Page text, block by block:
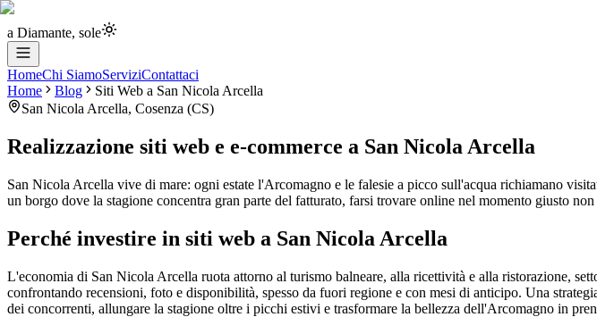
a Diamante, sole
HomeChi SiamoServiziContattaci
Home
Blog Siti Web a San Nicola Arcella
San Nicola Arcella, Cosenza (CS)
Realizzazione siti web e e-commerce a San Nicola Arcella
San Nicola Arcella vive di mare: ogni estate l'Arcomagno e le falesie a picco sull'acqua richiamano
un borgo dove la stagione concentra gran parte del fatturato, farsi trovare online nel momento giusto
Perché investire in siti web a San Nicola Arcella
L'economia di San Nicola Arcella ruota attorno al turismo balneare, alla ricettività e alla ristorazione,
confrontando recensioni, foto e disponibilità, spesso da fuori regione e con mesi di anticipo. Una
dei concorrenti, allungare la stagione oltre i picchi estivi e trasformare la bellezza dell'Arcomagno in